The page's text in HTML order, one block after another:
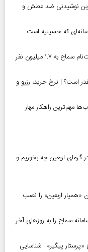
نوشیدنی ضد عطش و
رسانه‌ای که حسینیه است
آغاز رسمی برنامه‌های اربعین ۱۴۰۵ در مرز‌ها | ثبت‌نام سماح به ۱.۷ میلیون نفر
در بهشت زهرا (س) در سال ۱۴۰۵ چقدر است؟ | نرخ خرید، رزرو و
مهم‌ترین راهکار مهار
تغذیه‌ای برای زائران اربعین ۱۴۰۵ | در گرمای اربعین چه بخوریم و
«همیار اربعین» را نصب
| ثبت‌نام در سامانه سماح را به روز‌های آخر
«پرستار پیگیر» | شناسایی